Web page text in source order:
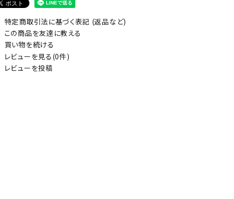
特定商取引法に基づく表記 (返品など)
この商品を友達に教える
買い物を続ける
レビューを見る(0件)
レビューを投稿